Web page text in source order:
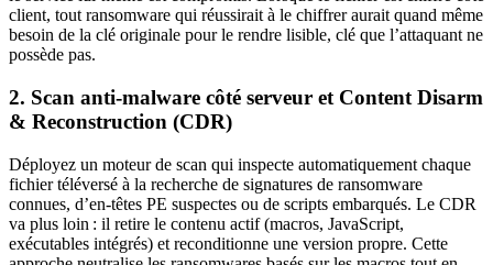
client, tout ransomware qui réussirait à le chiffrer aurait quand même
besoin de la clé originale pour le rendre lisible, clé que l’attaquant ne
possède pas.
2. Scan anti‑malware côté serveur et Content Disarm
& Reconstruction (CDR)
Déployez un moteur de scan qui inspecte automatiquement chaque
fichier téléversé à la recherche de signatures de ransomware
connues, d’en‑têtes PE suspectes ou de scripts embarqués. Le CDR
va plus loin : il retire le contenu actif (macros, JavaScript,
exécutables intégrés) et reconditionne une version propre. Cette